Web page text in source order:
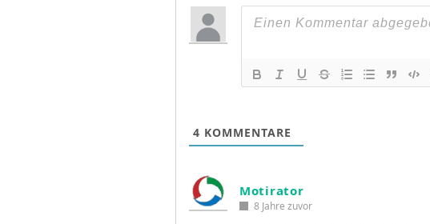
4 KOMMENTARE
Motirator
8 Jahre zuvor